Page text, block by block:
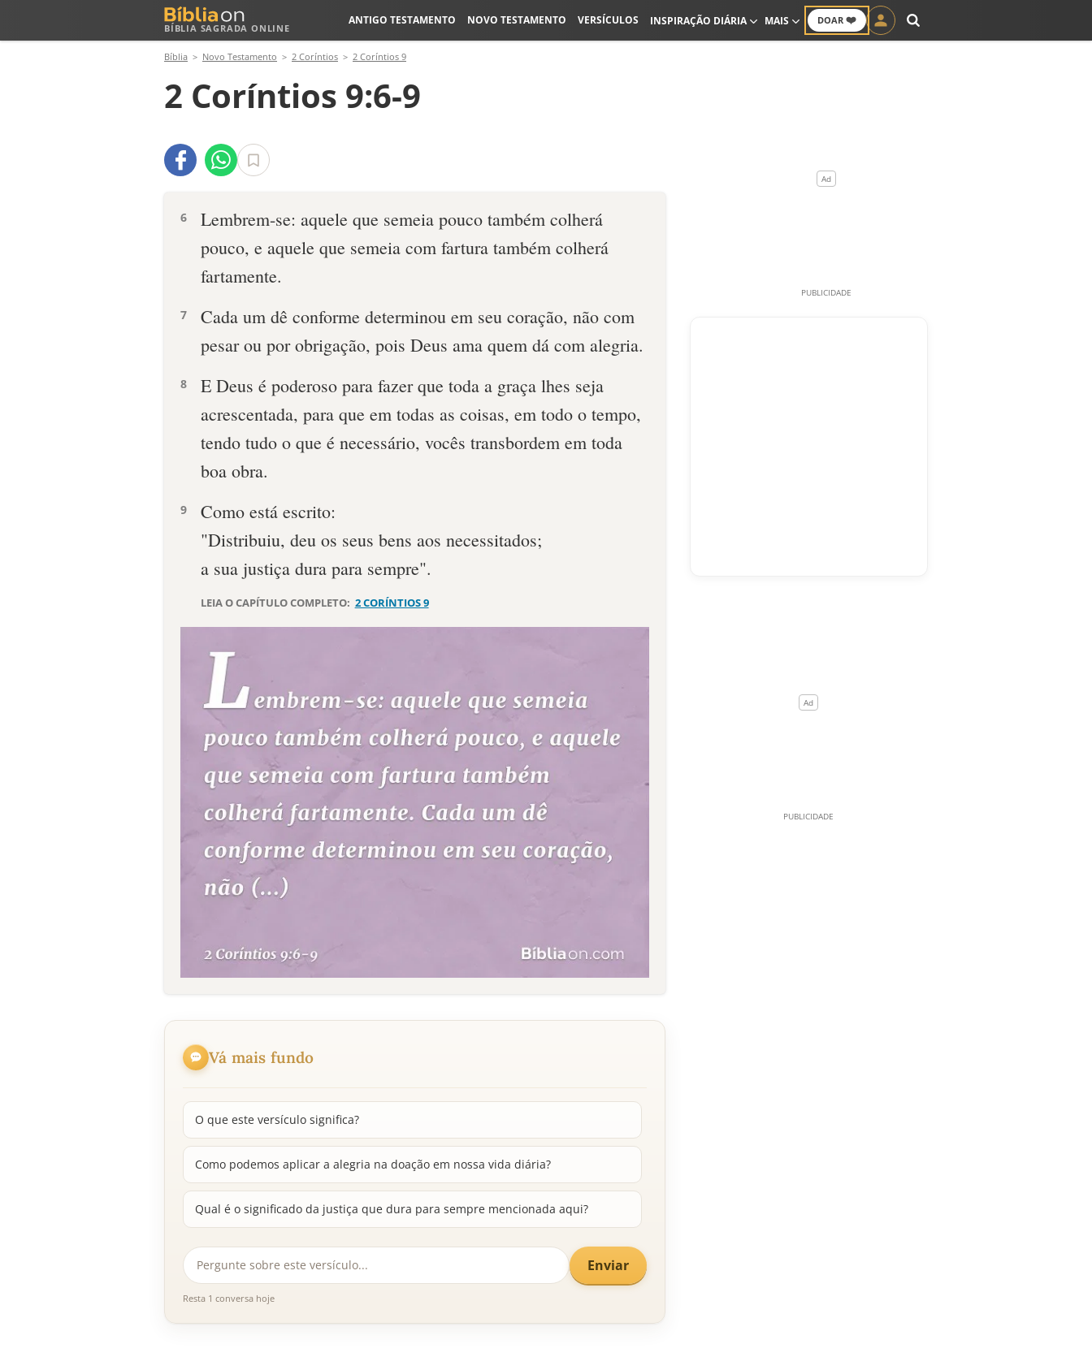
BÍBLIA SAGRADA ONLINE
DOAR ❤️
ANTIGO TESTAMENTO NOVO TESTAMENTO VERSÍCULOS INSPIRAÇÃO DIÁRIA MAIS
Bíblia Novo Testamento 2 Coríntios 2 Coríntios 9
2 Coríntios 9:6-9
6
Lembrem-se: aquele que semeia pouco também colherá
pouco, e aquele que semeia com fartura também colherá
fartamente.
7
Cada um dê conforme determinou em seu coração, não com
pesar ou por obrigação, pois Deus ama quem dá com alegria.
8
E Deus é poderoso para fazer que toda a graça lhes seja
acrescentada, para que em todas as coisas, em todo o tempo,
tendo tudo o que é necessário, vocês transbordem em toda
boa obra.
9
Como está escrito:
"Distribuiu, deu os seus bens aos necessitados;
a sua justiça dura para sempre".
LEIA O CAPÍTULO COMPLETO: 2 CORÍNTIOS 9
Vá mais fundo
O que este versículo significa?
Como podemos aplicar a alegria na doação em nossa vida diária?
Qual é o significado da justiça que dura para sempre mencionada aqui?
Enviar
Resta 1 conversa hoje